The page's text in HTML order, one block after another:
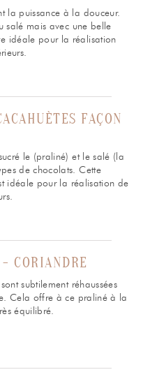
la puissance à la douceur.
salé mais avec une belle
idéale pour la réalisation
FAÇON
le (praliné) et le salé (la
de chocolats. Cette
idéale pour la réalisation de
CORIANDRE
subtilement réhaussées
Cela offre à ce praliné à la
équilibré.